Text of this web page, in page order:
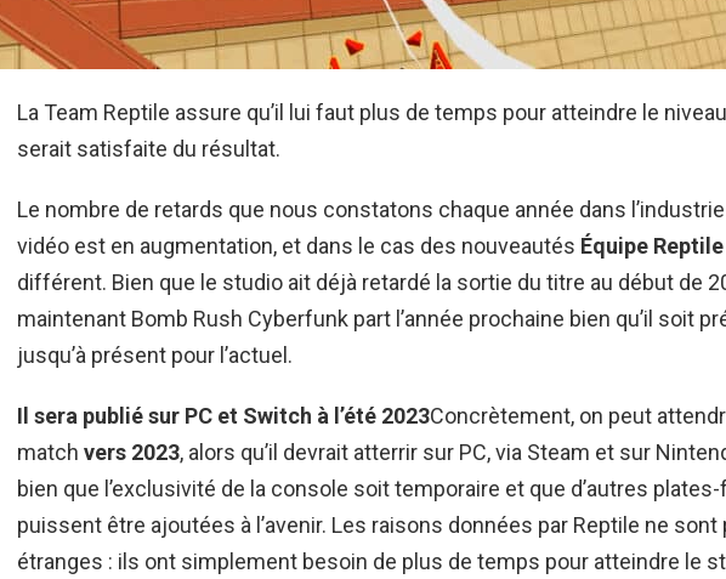
La Team Reptile assure qu’il lui faut plus de temps pour atteindre le
serait satisfaite du résultat.
Le nombre de retards que nous constatons chaque année dans
vidéo est en augmentation, et dans le cas des nouveautés Équipe Reptile
différent. Bien que le studio ait déjà retardé la sortie du titre au début de
maintenant Bomb Rush Cyberfunk part l’année prochaine bien qu’il soit
jusqu’à présent pour l’actuel.
Il sera publié sur PC et Switch à l’été 2023Concrètement, on peut
match vers 2023, alors qu’il devrait atterrir sur PC, via Steam et sur
bien que l’exclusivité de la console soit temporaire et que d’autres
puissent être ajoutées à l’avenir. Les raisons données par Reptile ne sont
étranges : ils ont simplement besoin de plus de temps pour atteindre le